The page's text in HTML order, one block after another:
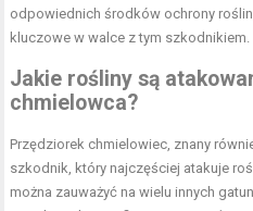
odpowiednich środków ochrony
kluczowe w walce z tym szkodnikiem.
Jakie rośliny są
chmielowca?
Przędziorek chmielowiec, znany
szkodnik, który najczęściej atakuje
można zauważyć na wielu innych